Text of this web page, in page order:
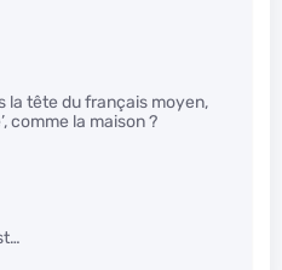
la tête du français moyen,
comme la maison ?